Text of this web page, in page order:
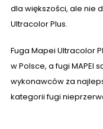
dla większości, ale nie
Ultracolor Plus.
Fuga Mapei Ultracolor
w Polsce, a fugi MAPEI
wykonawców za
kategorii fugi